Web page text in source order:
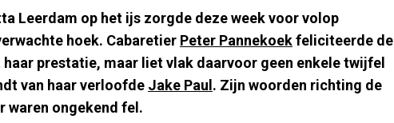
Leerdam op het ijs zorgde deze week voor volop
hoek. Cabaretier Peter Pannekoekfeliciteerde de
prestatie, maar liet vlak daarvoor geen enkele twijfel
van haar verloofde Jake Paul. Zijn woorden richting de
waren ongekend fel.